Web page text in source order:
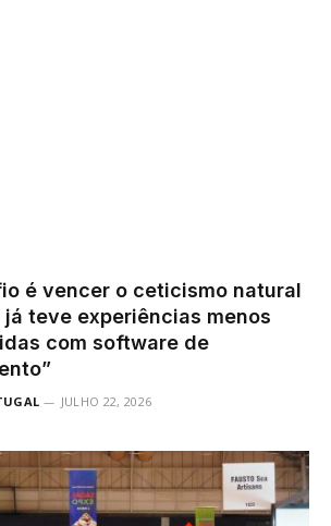
é vencer o ceticismo natural
já teve experiências menos
com software de
JULHO 22, 2026